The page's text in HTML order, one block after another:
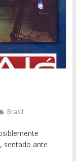
Brasil
sentado ante